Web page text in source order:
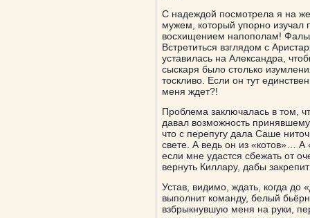
С надеждой посмотрела я на
мужем, который упорно изучал
восхищением напополам!
Встретиться взглядом с
уставилась на Александра,
сыскаря было столько
тоскливо. Если он тут
меня ждет?!
Проблема заключалась в том,
давал возможность
что с перепугу дала Саше
свете. А ведь он из «котов»… А
если мне удастся сбежать от
вернуть Киллару, дабы
Устав, видимо, ждать, когда до
выполнит команду, белый
взбрыкнувшую меня на руки,